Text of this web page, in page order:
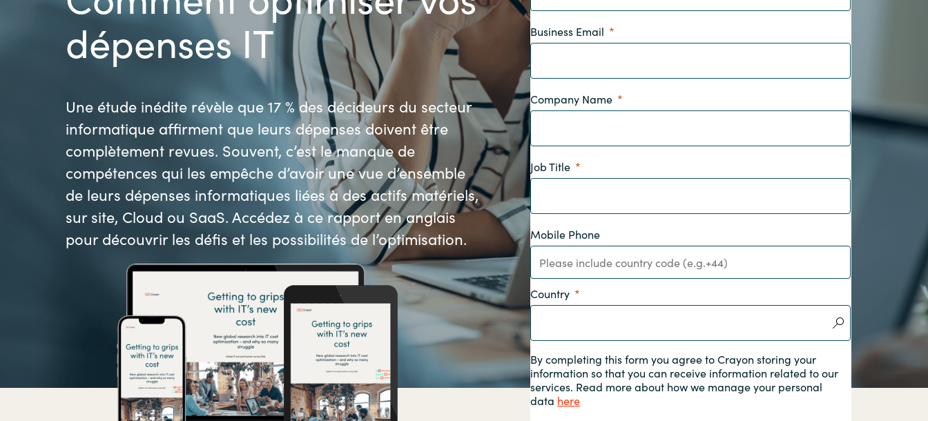
France
Germany
Hungary
Iceland
India
Indonesia
Kingdom of Saudi Arabia
Kuwait
Lithuania
Malaysia
Netherlands
Norway
Philippines
Poland
Portugal
Romania
Serbia
Slovenia
Singapore
Sri Lanka
Sweden
Switzerland
Ukraine
United Kingdom United States
Secteur Public
Nous contacter
Carrières
dépenses IT
Une étude inédite révèle que 17 % des décideurs du secteur
informatique affirment que leurs dépenses doivent être
complètement revues. Souvent, c’est le manque de
compétences qui les empêche d’avoir une vue d’ensemble
de leurs dépenses informatiques liées à des actifs matériels,
sur site, Cloud ou SaaS. Accédez à ce rapport en anglais
pour découvrir les défis et les possibilités de l’optimisation.
Business Email
Company Name
Job Title
Mobile Phone
Country
By completing this form you agree to Crayon storing your
information so that you can receive information related to our
services. Read more about how we manage your personal
data here